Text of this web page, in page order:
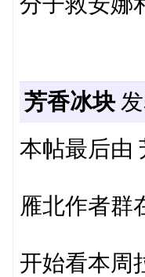
芳香冰块发
本帖最后由
雁北作者群
开始看本周